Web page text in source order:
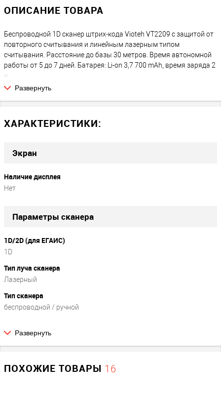
ОПИСАНИЕ ТОВАРА
Беспроводной 1D сканер штрих-кода Vioteh VT2209 с защитой от
повторного считывания и линейным лазерным типом
считывания. Расстояние до базы 30 метров. Время автономной
работы от 5 до 7 дней. Батарея: Li-on 3,7 700 mAh, время заряда 2
ч.
Автономность: 5-7 дней.
Настройка сканера
Развернуть
ХАРАКТЕРИСТИКИ:
Экран
Наличие дисплея
Нет
Параметры сканера
1D/2D (для ЕГАИС)
1D
Тип луча сканера
Лазерный
Тип сканера
беспроводной / ручной
Параметры сканирования
200
Развернуть
ПОХОЖИЕ ТОВАРЫ 16